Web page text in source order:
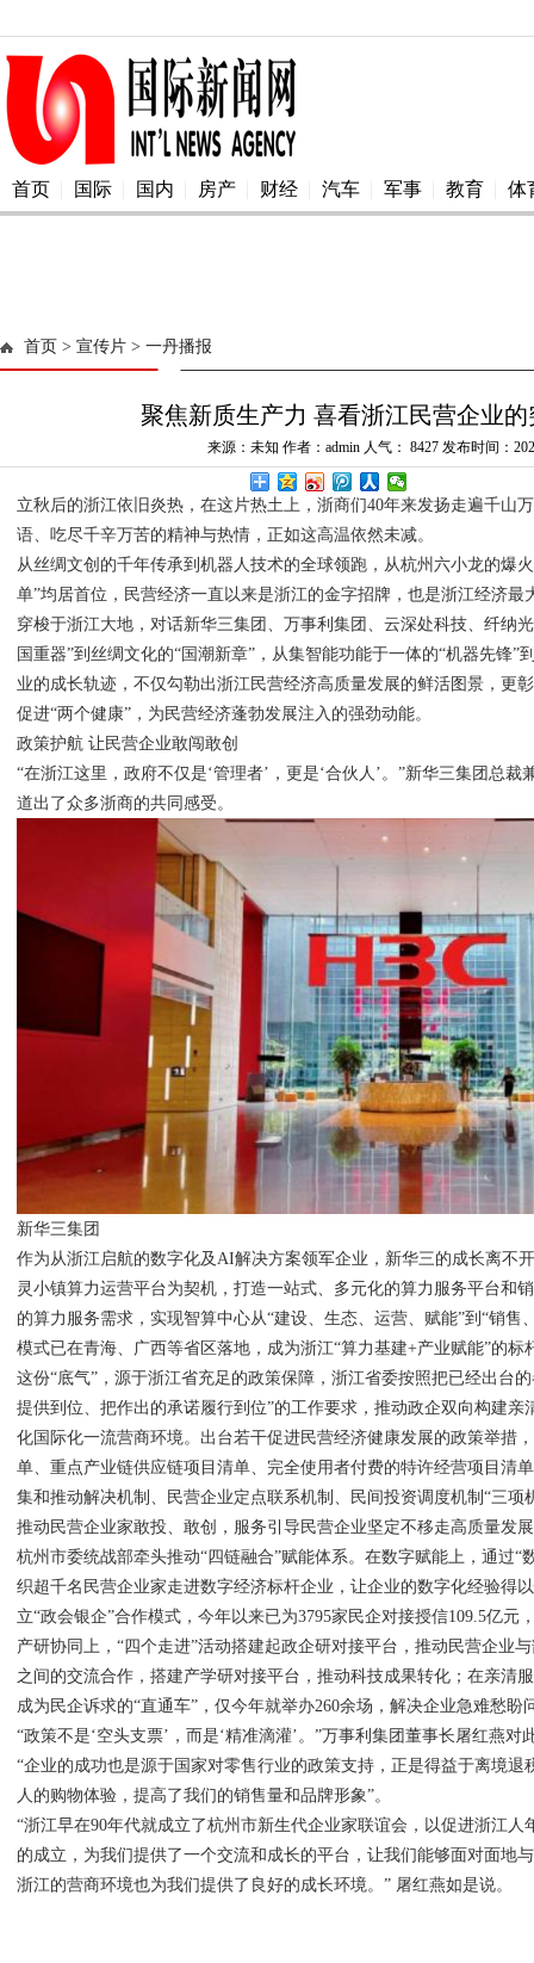
首页 国际 国内 房产 财经 汽车 军事 教育 体
首页 > 宣传片 > 一丹播报
聚焦新质生产力 喜看浙江民营企业
来源：未知 作者：admin 人气： 8427 发布时间：
立秋后的浙江依旧炎热，在这片热土上，浙商们40年来发扬走遍千山
语、吃尽千辛万苦的精神与热情，正如这高温依然未减。
从丝绸文创的千年传承到机器人技术的全球领跑，从杭州六小龙的爆
单”均居首位，民营经济一直以来是浙江的金字招牌，也是浙江经济最
穿梭于浙江大地，对话新华三集团、万事利集团、云深处科技、纤纳
国重器”到丝绸文化的“国潮新章”，从集智能功能于一体的“机器先锋”
业的成长轨迹，不仅勾勒出浙江民营经济高质量发展的鲜活图景，更
促进“两个健康”，为民营经济蓬勃发展注入的强劲动能。
政策护航 让民营企业敢闯敢创
“在浙江这里，政府不仅是‘管理者’，更是‘合伙人’。”新华三集团总
道出了众多浙商的共同感受。
新华三集团
作为从浙江启航的数字化及AI解决方案领军企业，新华三的成长离不
灵小镇算力运营平台为契机，打造一站式、多元化的算力服务平台和
的算力服务需求，实现智算中心从“建设、生态、运营、赋能”到“销售
模式已在青海、广西等省区落地，成为浙江“算力基建+产业赋能”的标
这份“底气”，源于浙江省充足的政策保障，浙江省委按照把已经出台
提供到位、把作出的承诺履行到位”的工作要求，推动政企双向构建
化国际化一流营商环境。出台若干促进民营经济健康发展的政策举措
单、重点产业链供应链项目清单、完全使用者付费的特许经营项目清
集和推动解决机制、民营企业定点联系机制、民间投资调度机制“三项
推动民营企业家敢投、敢创，服务引导民营企业坚定不移走高质量发
杭州市委统战部牵头推动“四链融合”赋能体系。在数字赋能上，通过“
织超千名民营企业家走进数字经济标杆企业，让企业的数字化经验得
立“政会银企”合作模式，今年以来已为3795家民企对接授信109.5亿元
产研协同上，“四个走进”活动搭建起政企研对接平台，推动民营企业
之间的交流合作，搭建产学研对接平台，推动科技成果转化；在亲清
成为民企诉求的“直通车”，仅今年就举办260余场，解决企业急难愁盼
“政策不是‘空头支票’，而是‘精准滴灌’。”万事利集团董事长屠红燕对
“企业的成功也是源于国家对零售行业的政策支持，正是得益于离境
人的购物体验，提高了我们的销售量和品牌形象”。
“浙江早在90年代就成立了杭州市新生代企业家联谊会，以促进浙江
的成立，为我们提供了一个交流和成长的平台，让我们能够面对面地
浙江的营商环境也为我们提供了良好的成长环境。” 屠红燕如是说。